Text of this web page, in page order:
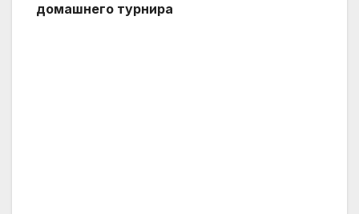
домашнего турнира